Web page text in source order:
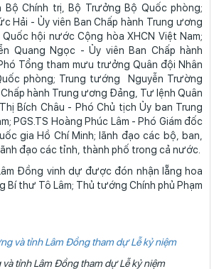
Bộ Chính trị, Bộ Trưởng Bộ Quốc phòng;
Hải - Ủy viên Ban Chấp hành Trung ương
hội nước Cộng hòa XHCN Việt Nam;
Quang Ngọc - Ủy viên Ban Chấp hành
Tổng tham mưu trưởng Quân đội Nhân
phòng; Trung tướng Nguyễn Trường
hành Trung ương Đảng, Tư lệnh Quân
Bích Châu - Phó Chủ tịch Ủy ban Trung
PGS.TS Hoàng Phúc Lâm - Phó Giám đốc
gia Hồ Chí Minh; lãnh đạo các bộ, ban,
đạo các tỉnh, thành phố trong cả nước.
Đồng vinh dự được đón nhận lẵng hoa
Bí thư Tô Lâm; Thủ tướng Chính phủ Phạm
tỉnh Lâm Đồng tham dự Lễ kỷ niệm